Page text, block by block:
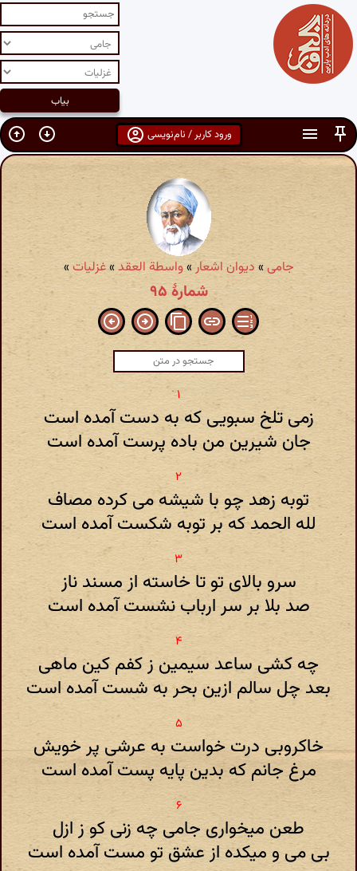
ورود کاربر / نام‌نویسی
جامی» دیوان اشعار»واسطة العقد»غزلیات »
شمارهٔ ۹۵
زمی تلخ سبویی که به دست آمده است
جان شیرین من باده پرست آمده است
توبه زهد چو با شیشه می کرده مصاف
لله الحمد که بر توبه شکست آمده است
سرو بالای تو تا خاسته از مسند ناز
صد بلا بر سر ارباب نشست آمده است
چه کشی ساعد سیمین ز کفم کین ماهی
بعد چل سالم ازین بحر به شست آمده است
خاکروبی درت خواست به عرشی پر خویش
مرغ جانم که بدین پایه پست آمده است
طعن میخواری جامی چه زنی کو ز ازل
بی می و میکده از عشق تو مست آمده است